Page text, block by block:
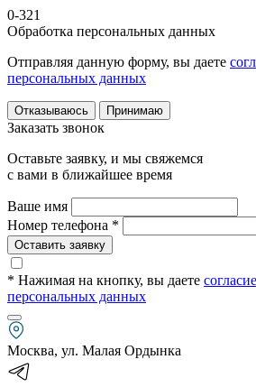
0-321
Обработка персональных данных
Отправляя данную форму, вы даете
персональных данных
Отказываюсь Принимаю
Заказать звонок
Оставьте заявку, и мы свяжемся
с вами в ближайшее время
Ваше имя
Номер телефона *
Оставить заявку
* Нажимая на кнопку, вы даете согласие
персональных данных
Москва, ул. Малая Ордынка